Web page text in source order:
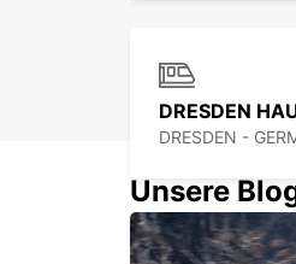
DRESDEN
DRESDEN -
Unsere